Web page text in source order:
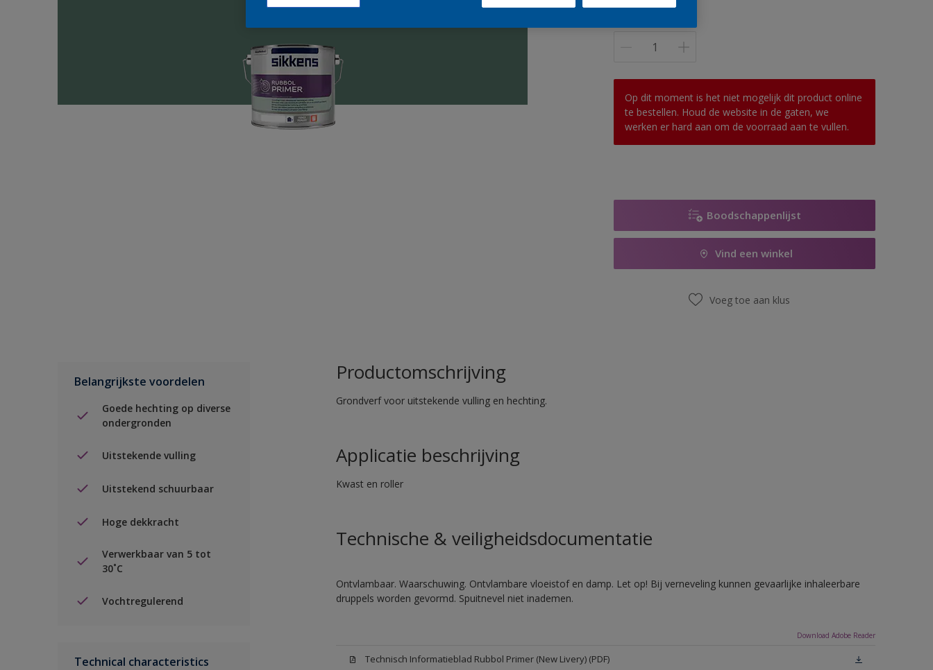
Op dit moment is het niet mogelijk dit product online
te bestellen. Houd de website in de gaten, we
werken er hard aan om de voorraad aan te vullen.
Boodschappenlijst
Vind een winkel
Voeg toe aan klus
Belangrijkste voordelen
Goede hechting op diverse
ondergronden
Uitstekende vulling
Uitstekend schuurbaar
Hoge dekkracht
Verwerkbaar van 5 tot
30˚C
Vochtregulerend
Technical characteristics
Productomschrijving
Grondverf voor uitstekende vulling en hechting.
Applicatie beschrijving
Kwast en roller
Technische & veiligheidsdocumentatie
Ontvlambaar. Waarschuwing. Ontvlambare vloeistof en damp. Let op! Bij verneveling kunnen gevaarlijke inhaleerbare
druppels worden gevormd. Spuitnevel niet inademen.
Download Adobe Reader
Technisch Informatieblad Rubbol Primer (New Livery) (PDF)